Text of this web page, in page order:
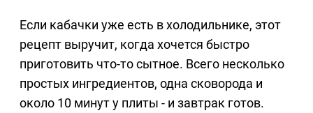
Если кабачки уже есть в холодильнике, этот
рецепт выручит, когда хочется быстро
приготовить что-то сытное. Всего несколько
простых ингредиентов, одна сковорода и
около 10 минут у плиты - и завтрак готов.